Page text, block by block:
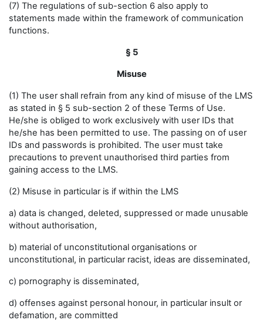
(7) The regulations of sub-section 6 also apply to
statements made within the framework of communication
functions.
§ 5
Misuse
(1) The user shall refrain from any kind of misuse of the LMS
as stated in § 5 sub-section 2 of these Terms of Use.
He/she is obliged to work exclusively with user IDs that
he/she has been permitted to use. The passing on of user
IDs and passwords is prohibited. The user must take
precautions to prevent unauthorised third parties from
gaining access to the LMS.
(2) Misuse in particular is if within the LMS
a) data is changed, deleted, suppressed or made unusable
without authorisation,
b) material of unconstitutional organisations or
unconstitutional, in particular racist, ideas are disseminated,
c) pornography is disseminated,
d) offenses against personal honour, in particular insult or
defamation, are committed